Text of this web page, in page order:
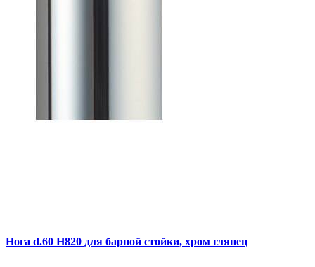
Нога d.60 Н820 для барной стойки, хром глянец